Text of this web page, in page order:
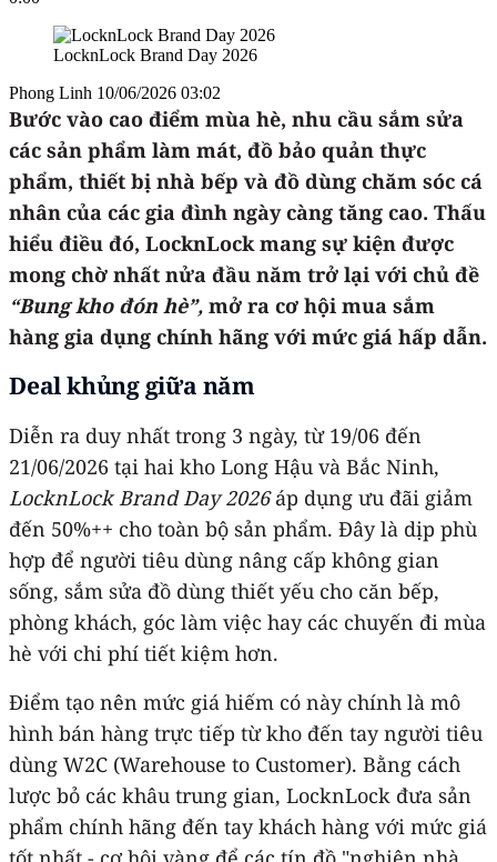
LocknLock Brand Day 2026
Phong Linh 10/06/2026 03:02
Bước vào cao điểm mùa hè, nhu cầu sắm sửa
các sản phẩm làm mát, đồ bảo quản thực
phẩm, thiết bị nhà bếp và đồ dùng chăm sóc cá
nhân của các gia đình ngày càng tăng cao. Thấu
hiểu điều đó, LocknLock mang sự kiện được
mong chờ nhất nửa đầu năm trở lại với chủ đề
“Bung kho đón hè”, mở ra cơ hội mua sắm
hàng gia dụng chính hãng với mức giá hấp dẫn.
Deal khủng giữa năm
Diễn ra duy nhất trong 3 ngày, từ 19/06 đến
21/06/2026 tại hai kho Long Hậu và Bắc Ninh,
LocknLock Brand Day 2026áp dụng ưu đãi giảm
đến 50%++ cho toàn bộ sản phẩm. Đây là dịp phù
hợp để người tiêu dùng nâng cấp không gian
sống, sắm sửa đồ dùng thiết yếu cho căn bếp,
phòng khách, góc làm việc hay các chuyến đi mùa
hè với chi phí tiết kiệm hơn.
Điểm tạo nên mức giá hiếm có này chính là mô
hình bán hàng trực tiếp từ kho đến tay người tiêu
dùng W2C (Warehouse to Customer). Bằng cách
lược bỏ các khâu trung gian, LocknLock đưa sản
phẩm chính hãng đến tay khách hàng với mức giá